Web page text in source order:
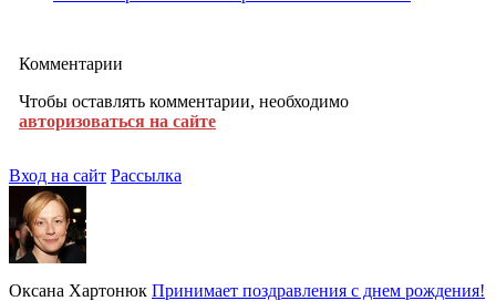
Комментарии
Чтобы оставлять комментарии, необходимо
авторизоваться на сайте
Вход на сайт Рассылка
Оксана Хартонюк Принимает поздравления с днем рождения!